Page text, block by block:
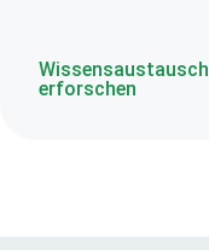
Wissensaustausch
erforschen